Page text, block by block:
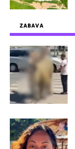
ZABAVA